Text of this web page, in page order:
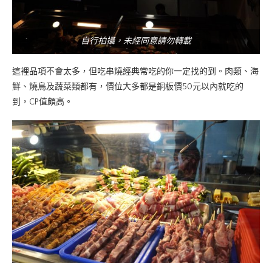
自行拍攝，未經同意請勿轉載
這裡品項不會太多，但吃串燒經典常吃的你一定找的到。肉類、海
鮮、燒鳥及蔬菜類都有，價位大多都是銅板價50元以內就吃的
到，CP值頗高。